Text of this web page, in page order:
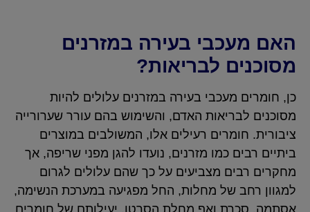
האם מעכבי בעירה במזרנים
מסוכנים לבריאות?
כן, חומרים מעכבי בעירה במזרנים עלולים להיות
מסוכנים לבריאות האדם, והשימוש בהם עורר שערורייה
ציבורית. חומרים רעילים אלו, המשולבים במוצרים
ביתיים רבים כמו מזרנים, נועדו להגן מפני שריפה, אך
מחקרים רבים מצביעים על כך שהם עלולים לגרום
למגוון רחב של מחלות, החל מפגיעה במערכת הנשימה,
אסתמה, סכרת ואף מחלת הסרטן. יעילותם של חומרים